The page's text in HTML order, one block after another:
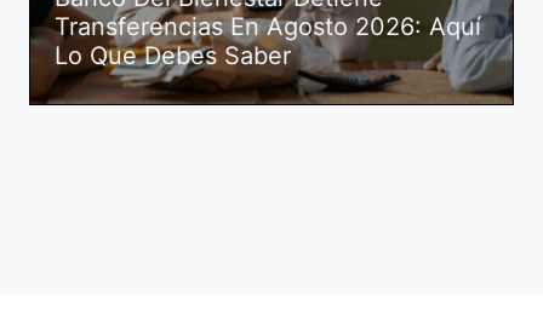
Transferencias En Agosto 2026: Aquí
Lo Que Debes Saber